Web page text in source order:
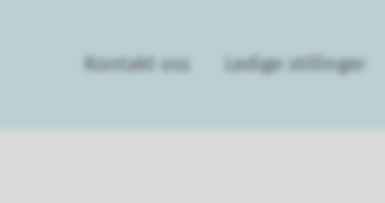
Kontakt oss Ledige stillinger